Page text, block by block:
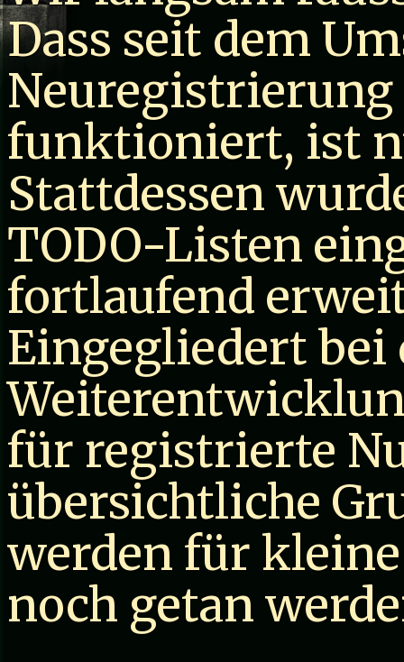
Dass seit dem
funktioniert, ist
Stattdessen
TODO-Listen
fortlaufend
Eingegliedert bei
für registrierte
übersichtliche
werden für
noch getan